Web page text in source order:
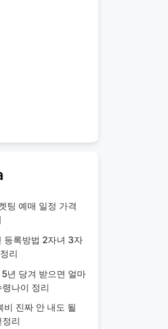
팅 예매 일정 가격
등록방법 2자녀 3자
리
년 당겨 받으면 얼마
나이 정리
비 진짜 안 내도 될
리